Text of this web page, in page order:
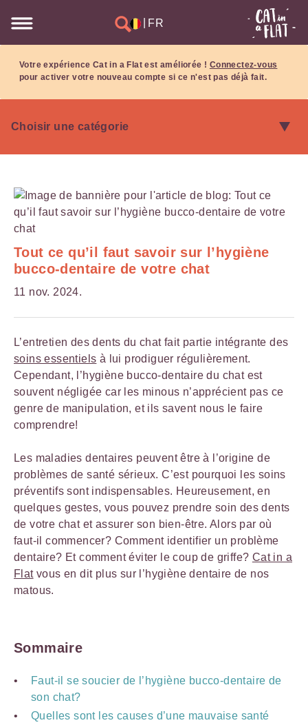
FR
Votre expérience Cat in a Flat est améliorée ! Connectez-vous
pour activer votre nouveau compte si ce n'est pas déjà fait.
Tout ce qu’il faut savoir sur l’hygiène
bucco-dentaire de votre chat
11 nov. 2024.
L’entretien des dents du chat fait partie intégrante des
soins essentiels à lui prodiguer régulièrement.
Cependant, l’hygiène bucco-dentaire du chat est
souvent négligée car les minous n’apprécient pas ce
genre de manipulation, et ils savent nous le faire
comprendre!
Les maladies dentaires peuvent être à l’origine de
problèmes de santé sérieux. C’est pourquoi les soins
préventifs sont indispensables. Heureusement, en
quelques gestes, vous pouvez prendre soin des dents
de votre chat et assurer son bien-être. Alors par où
faut-il commencer? Comment identifier un problème
dentaire? Et comment éviter le coup de griffe? Cat in a
Flatvous en dit plus sur l’hygiène dentaire de nos
matous.
Sommaire
Faut-il se soucier de l’hygiène bucco-dentaire de
son chat?
Quelles sont les causes d’une mauvaise santé